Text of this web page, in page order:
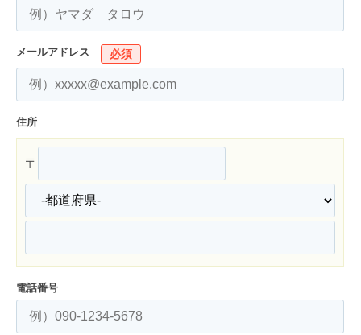
メールアドレス 必須
住所
〒
電話番号